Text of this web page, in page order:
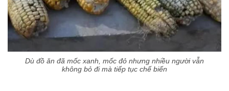
Dù đồ ăn đã mốc xanh, mốc đỏ nhưng nhiều người vẫn
không bỏ đi mà tiếp tục chế biến